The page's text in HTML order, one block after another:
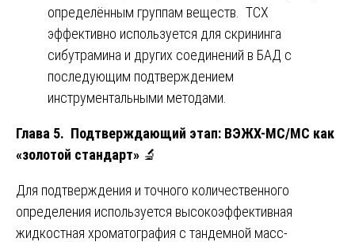
определённым группам веществ. ТСХ
эффективно используется для скрининга
сибутрамина и других соединений в БАД с
последующим подтверждением
инструментальными методами.
Глава 5. Подтверждающий этап: ВЭЖХ-МС/МС как
«золотой стандарт» 🔬
Для подтверждения и точного количественного
определения используется высокоэффективная
жидкостная хроматография с тандемной масс-